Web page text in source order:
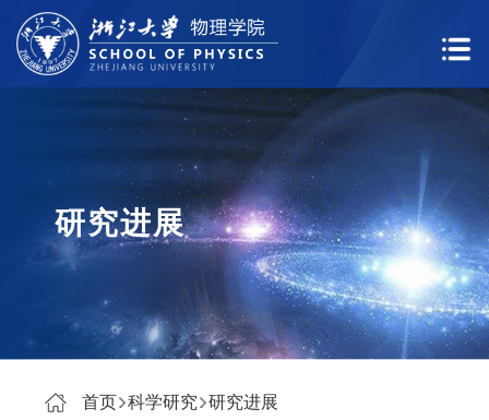
研究进展
首页 科学研究 研究进展